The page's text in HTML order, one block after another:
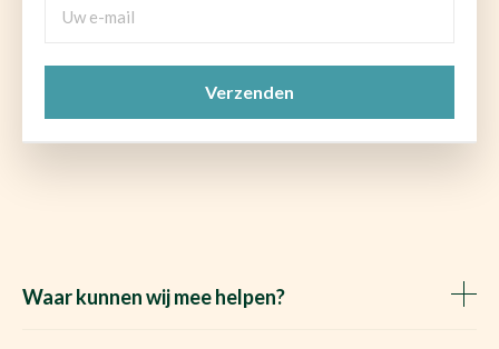
Waar kunnen wij mee helpen?